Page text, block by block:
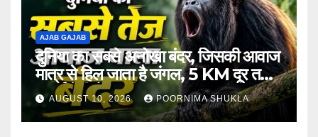
AJAB GAJAB
दुनिया का सबसे अनोखा बंदर, जिसकी आवाज
मात्र से हिल जाता है जंगल, 5 KM दूर तक
सुनाई देती है इनकी दहाड़!
AUGUST 10, 2026 POORNIMA SHUKLA